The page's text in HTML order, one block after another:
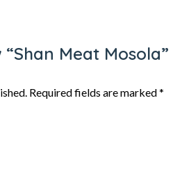
Meat Mosola”
Required fields are marked*